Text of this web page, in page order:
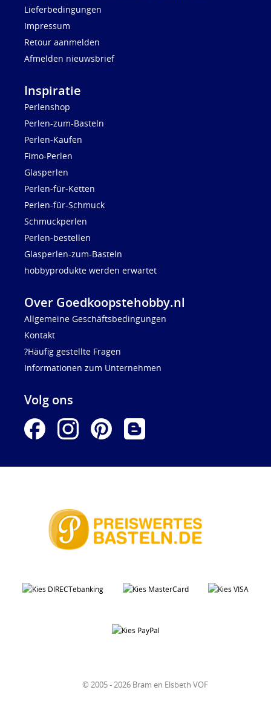
Lieferbedingungen
Impressum
Retour aanmelden
Afmelden nieuwsbrief
Inspiratie
Perlenshop
Perlen-zum-Basteln
Perlen-Kaufen
Fimo-Perlen
Glasperlen
Perlen-für-Ketten
Perlen-für-Schmuck
Schmuckperlen
Perlen-bestellen
Glasperlen-zum-Basteln
hobbyprodukte werden erwartet
Over Goedkoopstehobby.nl
Allgemeine Geschäftsbedingungen
Kontakt
?Häufig gestellte Fragen
Informationen zum Unternehmen
Volg ons
© 2005 - 2026 Bram en Elsbeth VOF